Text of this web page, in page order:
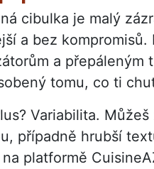
cibulka je malý
a bez
a přepáleným
tomu, co ti
Variabilita.
případně hrubší
na platformě